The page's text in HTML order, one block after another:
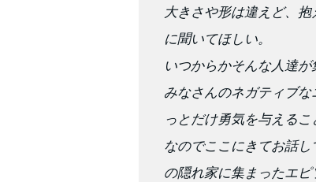
大きさや形は違えど、
に聞いてほしい。
いつからかそんな人達
みなさんのネガティブ
っとだけ勇気を与えるこ
なのでここにきてお話
の隠れ家に集まったエピ